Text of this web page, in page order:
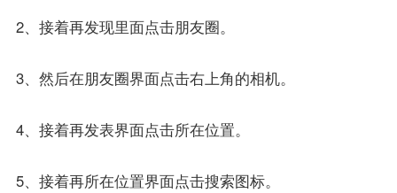
2、接着再发现里面点击朋友圈。
3、然后在朋友圈界面点击右上角的相机。
4、接着再发表界面点击所在位置。
5、接着再所在位置界面点击搜索图标。